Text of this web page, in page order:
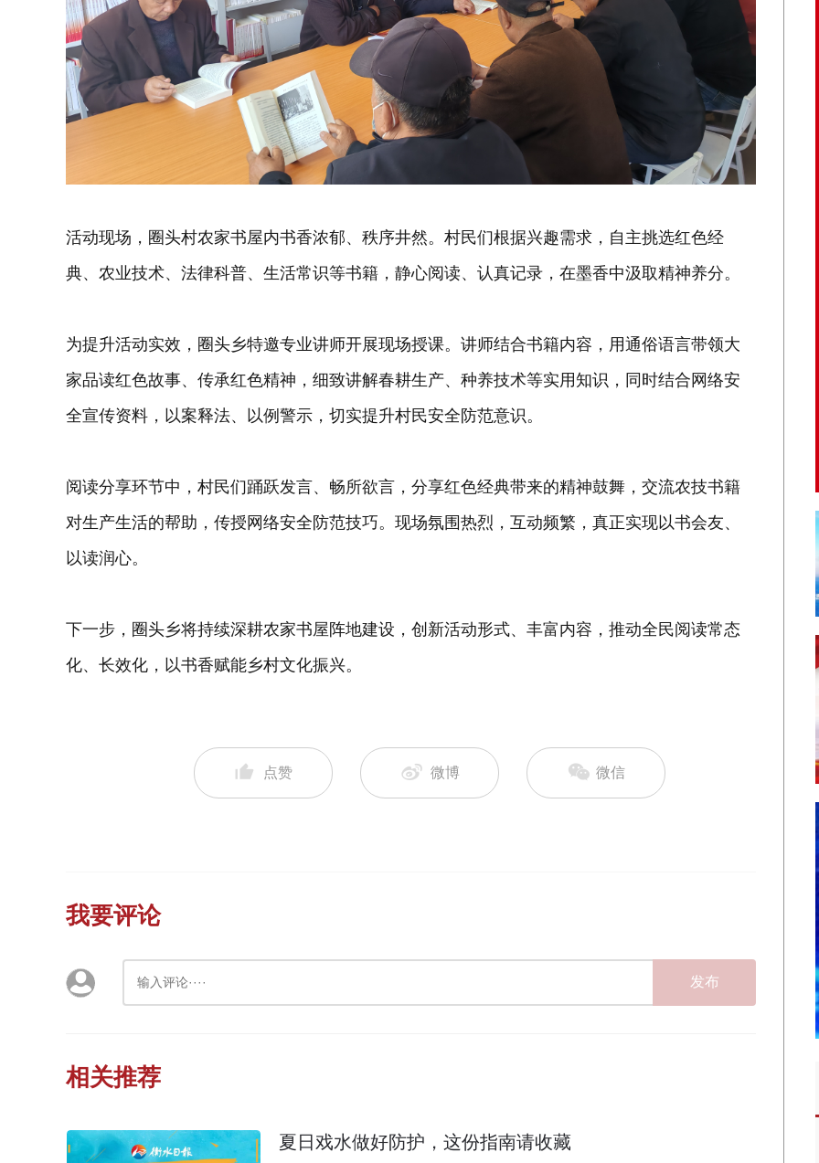
活动现场，圈头村农家书屋内书香浓郁、秩序井然。村民们根据兴趣需求，自主挑选红色经
典、农业技术、法律科普、生活常识等书籍，静心阅读、认真记录，在墨香中汲取精神养分。
为提升活动实效，圈头乡特邀专业讲师开展现场授课。讲师结合书籍内容，用通俗语言带领大
家品读红色故事、传承红色精神，细致讲解春耕生产、种养技术等实用知识，同时结合网络安
全宣传资料，以案释法、以例警示，切实提升村民安全防范意识。
阅读分享环节中，村民们踊跃发言、畅所欲言，分享红色经典带来的精神鼓舞，交流农技书籍
对生产生活的帮助，传授网络安全防范技巧。现场氛围热烈，互动频繁，真正实现以书会友、
以读润心。
下一步，圈头乡将持续深耕农家书屋阵地建设，创新活动形式、丰富内容，推动全民阅读常态
化、长效化，以书香赋能乡村文化振兴。
点赞 微博 微信
我要评论
发布
相关推荐
夏日戏水做好防护，这份指南请收藏